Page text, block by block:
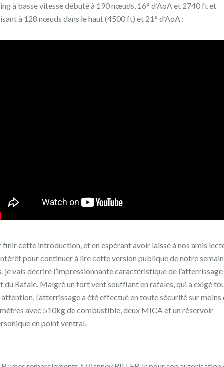
à basse vitesse débuté à 190 nœuds, 16° d’AoA et 2740 ft et
à 128 nœuds dans le haut (4500 ft) et 21° d’AoA :
finir cette introduction, et en espérant avoir laissé à nos amis
pour continuer à lire cette version publique de notre
je vais décrire l’impressionnante caractéristique de l’atterrissage
du Rafale. Malgré un fort vent soufflant en rafales, qui a exigé
l’atterrissage a été effectué en toute sécurité sur moins
avec 510kg de combustible, deux MICA et un réservoir
en point ventral.